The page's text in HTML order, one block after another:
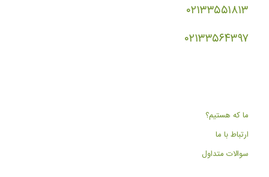
۰۲۱۳۳۵۵۱۸۱۳
۰۲۱۳۳۵۶۴۳۹۷
ما که هستیم؟
ارتباط با ما
سوالات متداول